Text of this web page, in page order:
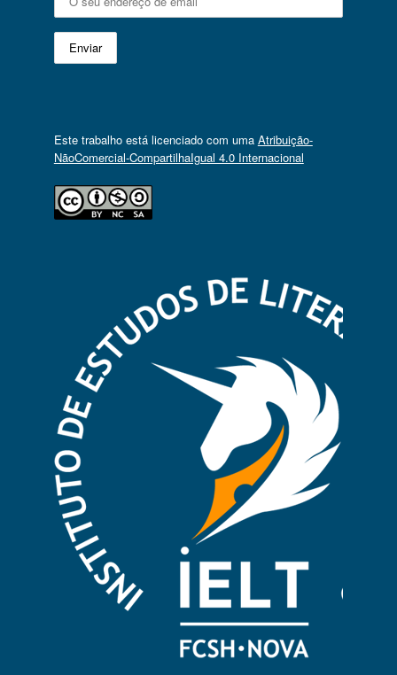
Este trabalho está licenciado com uma Atribuição-
NãoComercial-CompartilhaIgual 4.0 Internacional